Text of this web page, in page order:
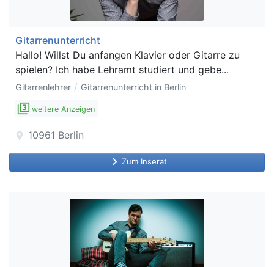
Gitarrenunterricht
Hallo! Willst Du anfangen Klavier oder Gitarre zu
spielen? Ich habe Lehramt studiert und gebe...
Gitarrenlehrer / Gitarrenunterricht in Berlin
filter_3 weitere Anzeigen
location_on 10961 Berlin
keyboard_arrow_right Zum Inserat